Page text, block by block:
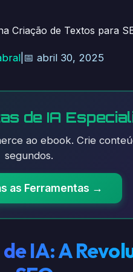
Criação de Textos para
📅 abril 30, 2025
de IA
ao ebook. Crie
segundos.
as Ferramentas →
IA: A